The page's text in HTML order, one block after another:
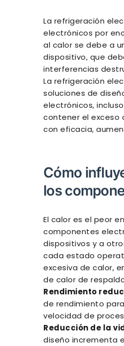
La refrigeración
electrónicos por
al calor se debe a
dispositivo, que
interferencias
La refrigeración
soluciones de
electrónicos,
contener el exceso
con eficacia,
Cómo
los
El calor es el peor
componentes
dispositivos y a
cada estado
excesiva de calor,
de calor de
Rendimiento
de rendimiento
velocidad de
Reducción de la
diseño incrementa